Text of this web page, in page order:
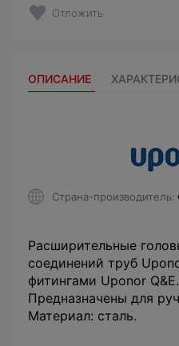
Отложить
ОПИСАНИЕ
Страна-производитель
Расширительные
соединений труб
фитингами Uponor Q&E.
Предназначены для
Материал: сталь.